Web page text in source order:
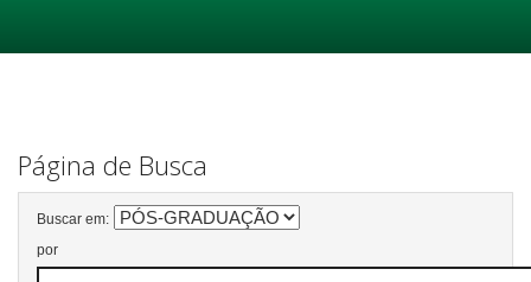
Página de Busca
Buscar em:
por